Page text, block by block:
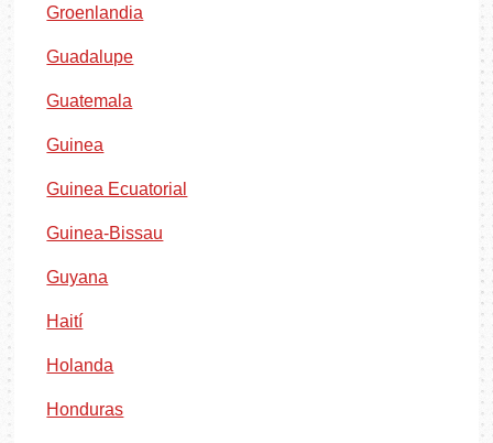
Groenlandia
Guadalupe
Guatemala
Guinea
Guinea Ecuatorial
Guinea-Bissau
Guyana
Haití
Holanda
Honduras